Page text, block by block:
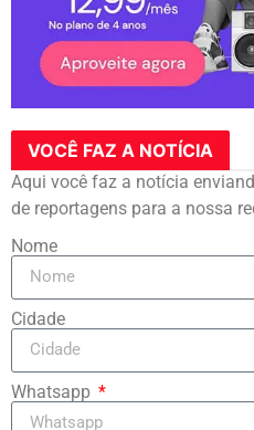
VOCÊ FAZ A NOTÍCIA
Aqui você faz a notícia
de reportagens para a nossa
Nome
Cidade
Whatsapp